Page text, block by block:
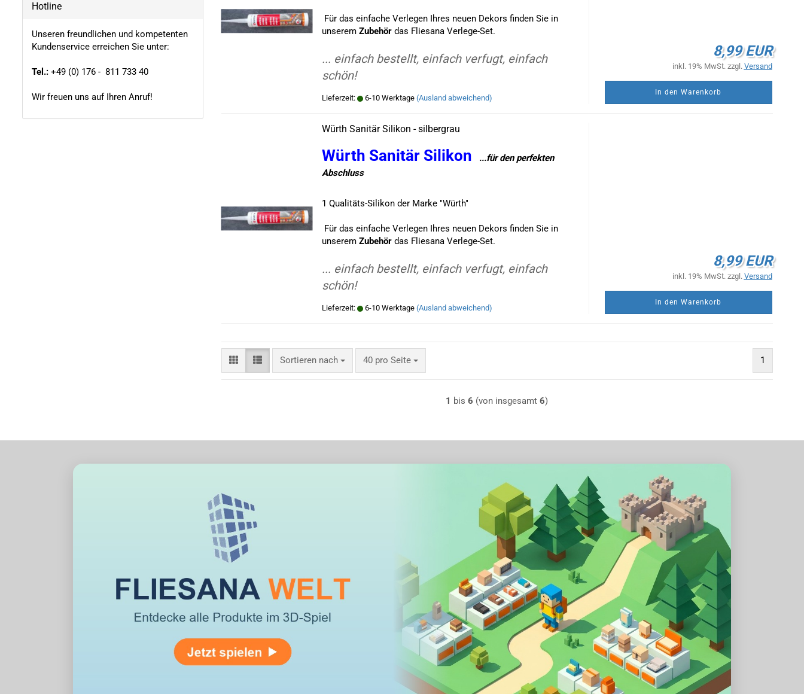
Für das einfache Verlegen Ihres neuen Dekors finden Sie in
unserem Zubehördas Fliesana Verlege-Set.
... einfach bestellt, einfach verfugt, einfach
schön!
Lieferzeit: 6-10 Werktage (Ausland abweichend)
8,99 EUR
inkl. 19% MwSt. zzgl. Versand
In den Warenkorb
Würth Sanitär Silikon - silbergrau
Würth Sanitär Silikon ...für den perfekten
Abschluss
1 Qualitäts-Silikon der Marke "Würth"
Für das einfache Verlegen Ihres neuen Dekors finden Sie in
unserem Zubehördas Fliesana Verlege-Set.
... einfach bestellt, einfach verfugt, einfach
schön!
Lieferzeit: 6-10 Werktage (Ausland abweichend)
8,99 EUR
inkl. 19% MwSt. zzgl. Versand
In den Warenkorb
Sortieren nach
Sortieren nach 40 pro Seite
pro Seite 1
1 bis6 (von insgesamt6)
Hotline
Unseren freundlichen und kompetenten
Kundenservice erreichen Sie unter:
Tel.: +49 (0) 176 - 811 733 40
Wir freuen uns auf Ihren Anruf!